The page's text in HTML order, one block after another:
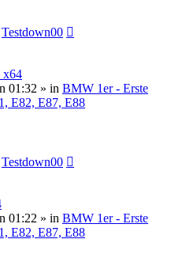
Testdown00
x64
01:32 » in BMW 1er - Erste
E82, E87, E88
Testdown00
01:22 » in BMW 1er - Erste
E82, E87, E88